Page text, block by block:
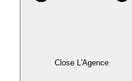
Close L'Agence